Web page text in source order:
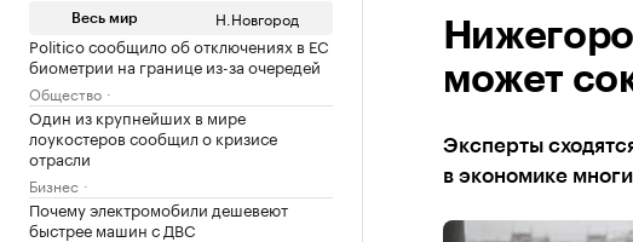
Весь мир Н.Новгород
Politico сообщило об отключениях в ЕС
биометрии на границе из-за очередей
Общество
Один из крупнейших в мире
лоукостеров сообщил о кризисе
отрасли
Бизнес
Почему электромобили дешевеют
быстрее машин с ДВС
может
Эксперты
в экономике